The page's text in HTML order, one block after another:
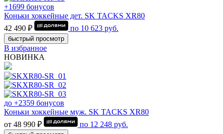
+1699 бонусов
Коньки хоккейные дет. SK TACKS XR80
42 490 ₽
по 10 623 руб.
быстрый просмотр
В избранное
НОВИНКА
до +2359 бонусов
Коньки хоккейные муж. SK TACKS XR80
от 48 990 ₽
по 12 248 руб.